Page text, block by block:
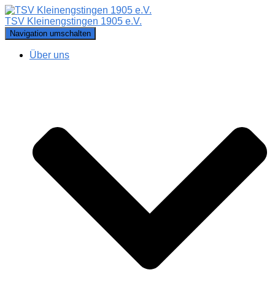
TSV Kleinengstingen 1905 e.V.
Navigation umschalten
Über uns